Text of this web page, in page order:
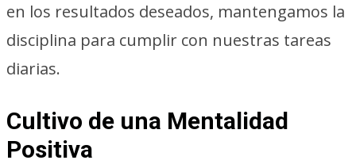
en los resultados deseados, mantengamos la
disciplina para cumplir con nuestras tareas
diarias.
Cultivo de una Mentalidad
Positiva